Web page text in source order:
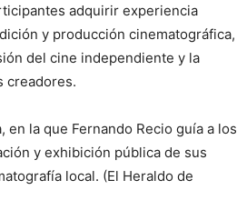
adquirir experiencia
y producción cinematográfica,
del cine independiente y la
creadores.
la que Fernando Recio guía a los
y exhibición pública de sus
local. (El Heraldo de